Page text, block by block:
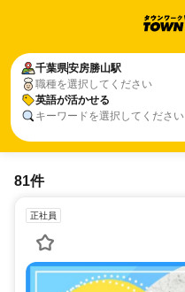
千葉県安房勝山駅
職種を選択してください
英語が活かせる
キーワードを選択してください
81件
正社員